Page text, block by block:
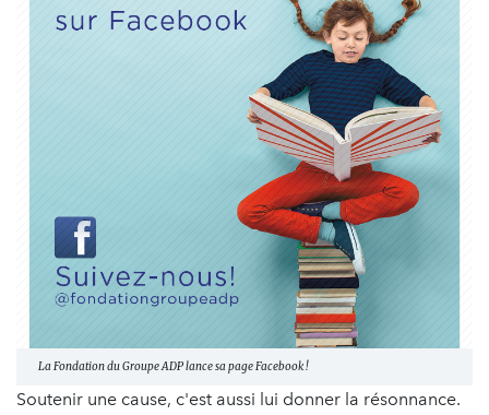
La Fondation du Groupe ADP lance sa page Facebook !
Soutenir une cause, c'est aussi lui donner la résonnance.